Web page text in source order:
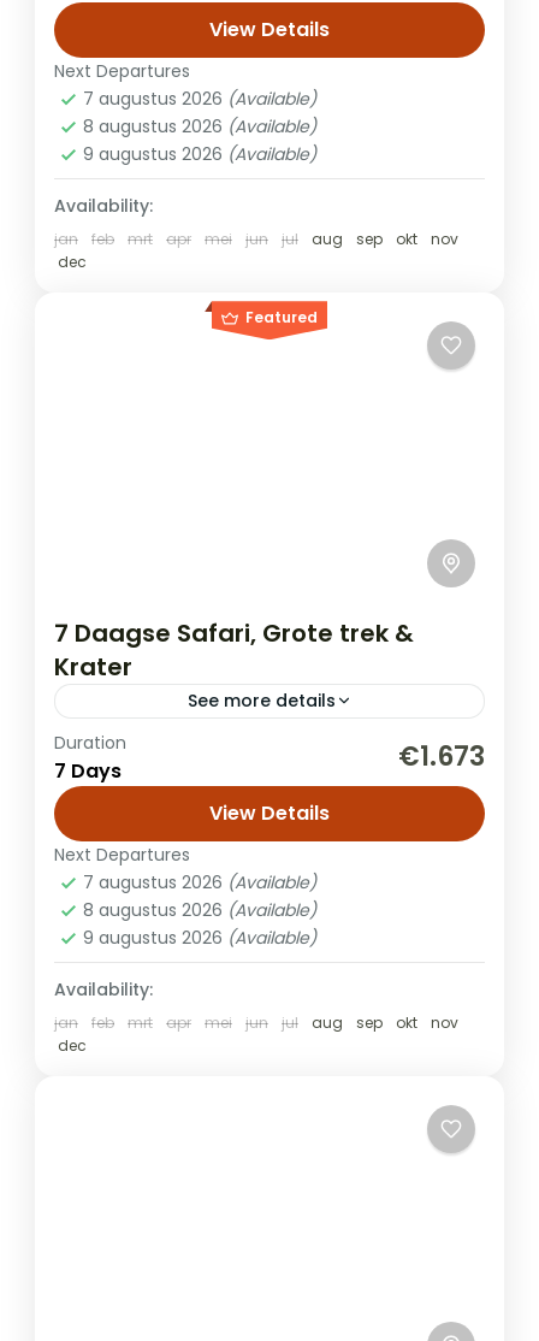
met een paar dagen heerlijk ontspannen
op Zanzibar. Geniet van een privé-avontuur
in de mooiste nationale...
Safari + Zanzibar
View Details
Next Departures
7 augustus 2026 (Available)
8 augustus 2026 (Available)
9 augustus 2026 (Available)
Availability:
jan feb mrt apr mei jun jul aug sep okt
nov
dec
Featured
7 Daagse Safari, Grote trek &
Krater
See more details
Tijdens je reis door Tanzania ontdek je een
reeks adembenemende landschappen en
diverse natuurparken. In Arusha National
Park bewonder je savannes, bossen, en
meren met...
Safari
Duration
7 Days €1.673
View Details
Next Departures
7 augustus 2026 (Available)
8 augustus 2026 (Available)
9 augustus 2026 (Available)
Availability:
jan feb mrt apr mei jun jul aug sep okt
nov
dec